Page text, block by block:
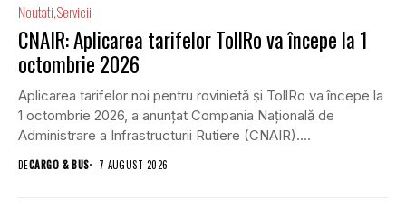
Noutati Servicii
CNAIR: Aplicarea tarifelor TollRo va începe la 1
octombrie 2026
Aplicarea tarifelor noi pentru rovinietă și TollRo va începe la
1 octombrie 2026, a anunțat Compania Națională de
Administrare a Infrastructurii Rutiere (CNAIR)....
DECARGO & BUS 7 AUGUST 2026